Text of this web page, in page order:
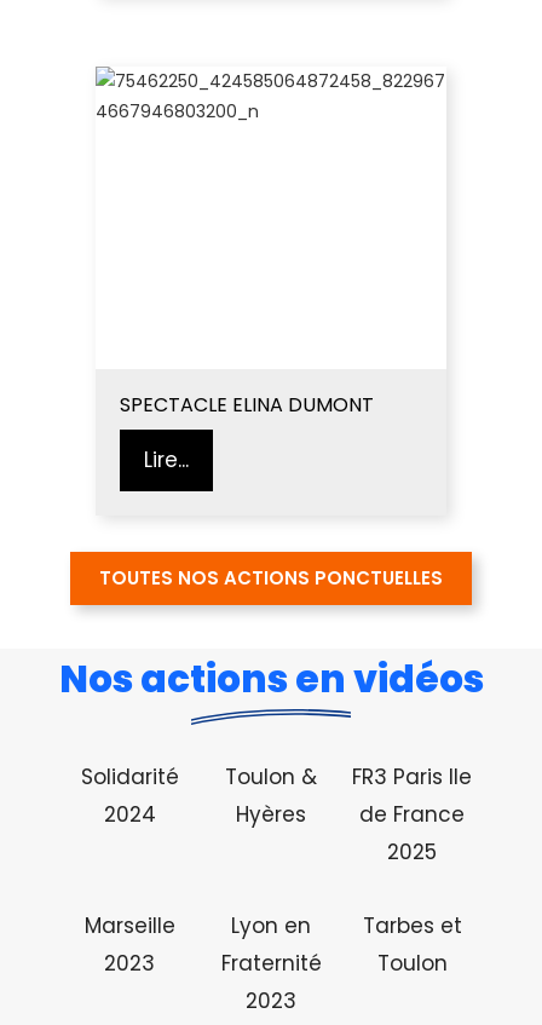
SPECTACLE ELINA DUMONT
Lire...
TOUTES NOS ACTIONS PONCTUELLES
Nos actions en vidéos
Solidarité
2024
Toulon &
Hyères
FR3 Paris Ile
de France
2025
Marseille
2023
Lyon en
Fraternité
2023
Tarbes et
Toulon